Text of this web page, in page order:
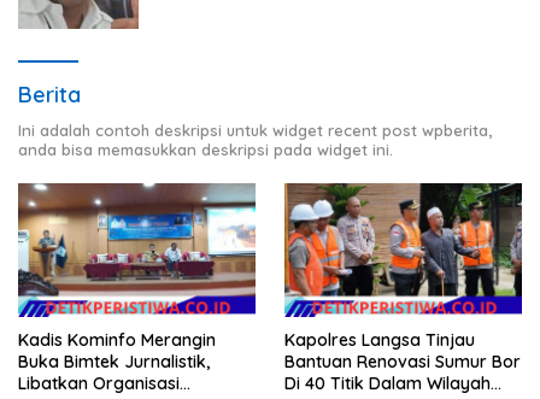
Berita
Ini adalah contoh deskripsi untuk widget recent post wpberita,
anda bisa memasukkan deskripsi pada widget ini.
Kadis Kominfo Merangin
Buka Bimtek Jurnalistik,
Libatkan Organisasi
Kapolres Langsa Tinjau
Bantuan Renovasi Sumur Bor
Di 40 Titik Dalam Wilayah